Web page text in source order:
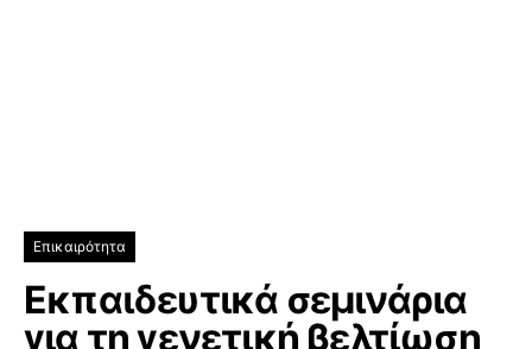
Επικαιρότητα
Εκπαιδευτικά σεμινάρια
για τη γενετική βελτίωση